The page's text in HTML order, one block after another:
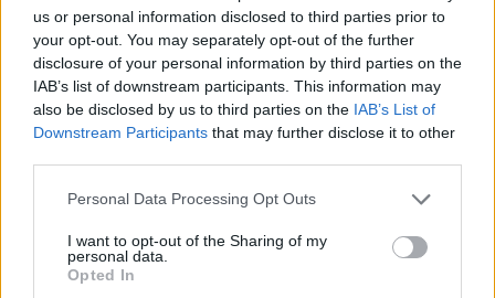
us or personal information disclosed to third parties prior to
your opt-out. You may separately opt-out of the further
disclosure of your personal information by third parties on the
IAB’s list of downstream participants. This information may
also be disclosed by us to third parties on the IAB’s List of
Downstream Participants that may further disclose it to other
Personal Data Processing Opt Outs
I want to opt-out of the Sharing of my
personal data.
Opted In
3.8.2026
Diskuse: 16
Ministerstvo životního
prostředí oznámilo 14.
července 2026 zahájení
zjišťovacího řízení pro záměr
„Stupeň Přelouč II“ za asi 3,3
do Pardubic. Veřejnost může své vyjádření k vlivům této stavby na
životní prostředí poslat ministerstvu do 13. srpna 2026.
Kilian Kaminski: Evropa slibuje právo na opravu.
Budou ale opravy skutečně levnější?